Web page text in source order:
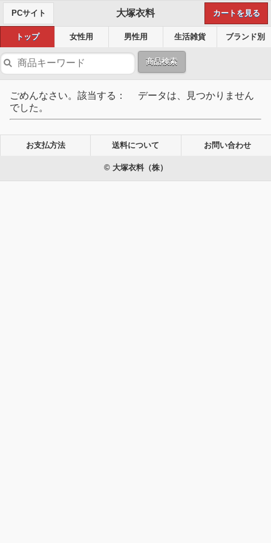
PCサイト 大塚衣料 カートを見る
トップ 女性用 男性用 生活雑貨 ブランド別
商品検索
ごめんなさい。該当する： データは、見つかりません
でした。
お支払方法 送料について お問い合わせ
© 大塚衣料（株）